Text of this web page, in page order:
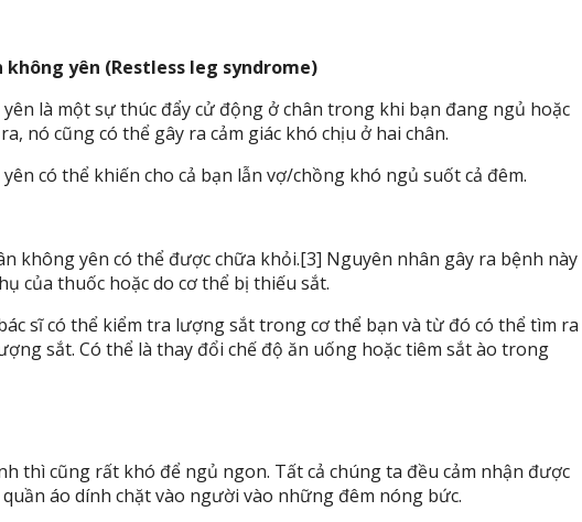
không yên (Restless leg syndrome)
là một sự thúc đẩy cử động ở chân trong khi bạn đang ngủ hoặc
nó cũng có thể gây ra cảm giác khó chịu ở hai chân.
có thể khiến cho cả bạn lẫn vợ/chồng khó ngủ suốt cả đêm.
không yên có thể được chữa khỏi.[3] Nguyên nhân gây ra bệnh này
của thuốc hoặc do cơ thể bị thiếu sắt.
sĩ có thể kiểm tra lượng sắt trong cơ thể bạn và từ đó có thể tìm ra
sắt. Có thể là thay đổi chế độ ăn uống hoặc tiêm sắt ào trong
thì cũng rất khó để ngủ ngon. Tất cả chúng ta đều cảm nhận được
áo dính chặt vào người vào những đêm nóng bức.